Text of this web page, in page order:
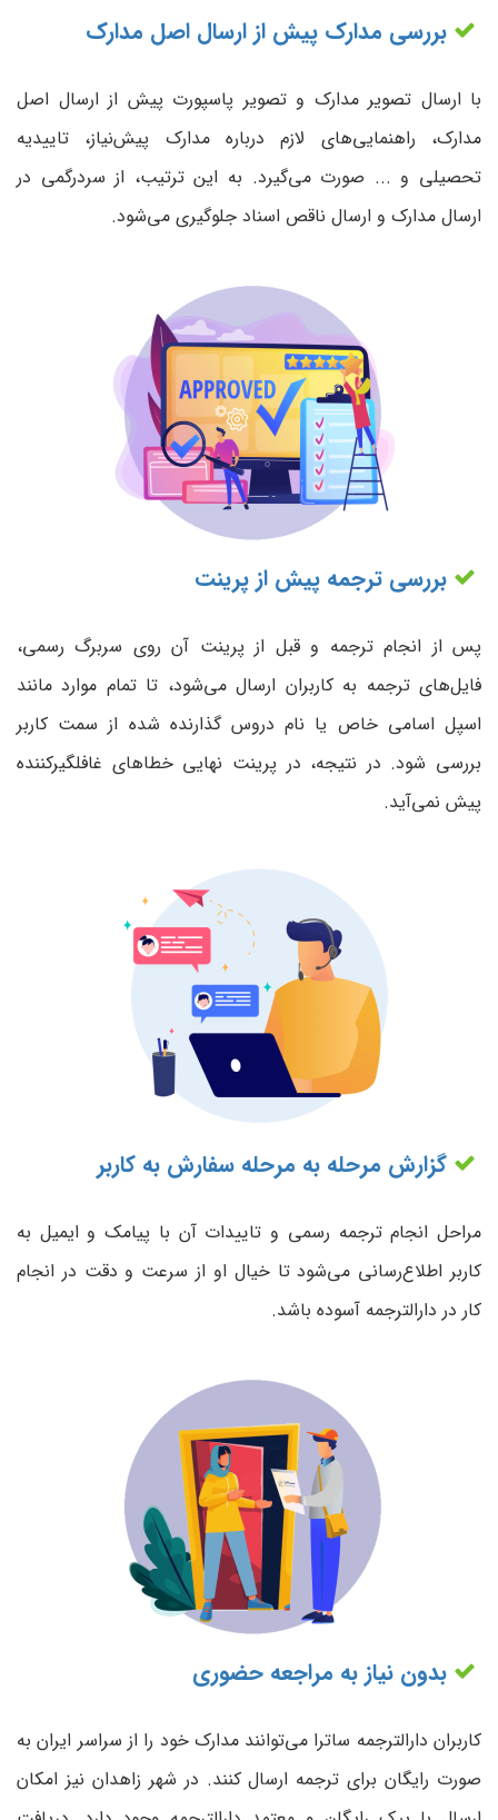
بررسی مدارک پیش از ارسال اصل مدارک
با ارسال تصویر مدارک و تصویر پاسپورت پیش از ارسال اصل
مدارک، راهنمایی‌های لازم درباره مدارک پیش‌نیاز، تاییدیه
تحصیلی و ... صورت می‌گیرد. به این ترتیب، از سردرگمی در
ارسال مدارک و ارسال ناقص اسناد جلوگیری می‌شود.
بررسی ترجمه پیش از پرینت
پس از انجام ترجمه و قبل از پرینت آن روی سربرگ رسمی،
فایل‌های ترجمه به کاربران ارسال می‌شود، تا تمام موارد مانند
اسپل اسامی خاص یا نام دروس گذارنده شده از سمت کاربر
بررسی شود. در نتیجه، در پرینت نهایی خطاهای غافلگیرکننده
پیش نمی‌آید.
گزارش مرحله به مرحله سفارش به کاربر
مراحل انجام ترجمه رسمی و تاییدات آن با پیامک و ایمیل به
کاربر اطلاع‌رسانی می‌شود تا خیال او از سرعت و دقت در انجام
کار در دارالترجمه آسوده باشد.
بدون نیاز به مراجعه حضوری
کاربران دارالترجمه ساترا می‌توانند مدارک خود را از سراسر ایران به
صورت رایگان برای ترجمه ارسال کنند. در شهر زاهدان نیز امکان